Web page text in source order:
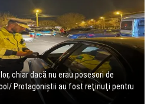
chiar dacă nu erau posesori de
Protagoniştii au fost reţinuţi pentru